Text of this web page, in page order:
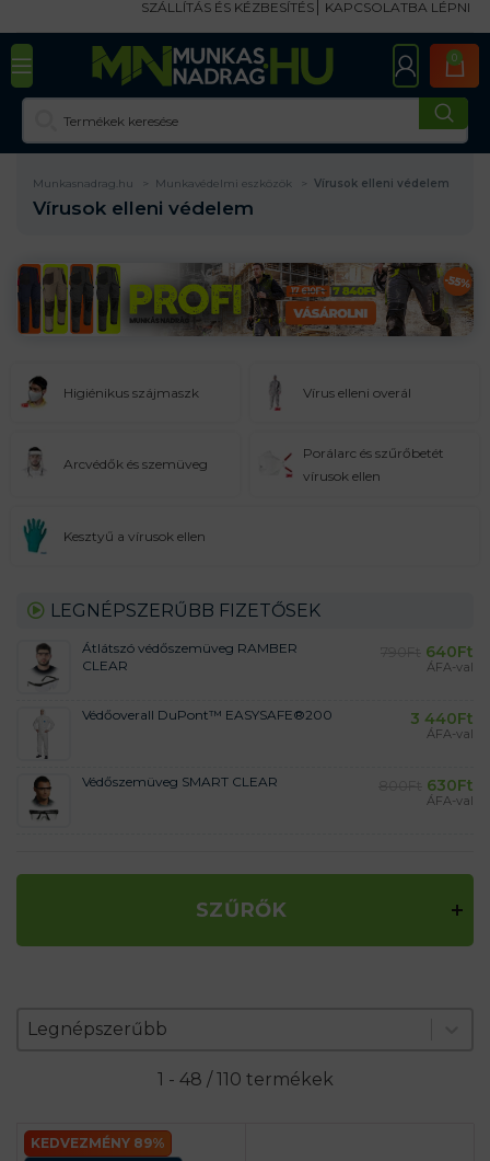
SZÁLLÍTÁS ÉS KÉZBESÍTÉS KAPCSOLATBA LÉPNI
0
Munkasnadrag.hu Munkavédelmi eszközök Vírusok elleni védelem
Vírusok elleni védelem
Higiénikus szájmaszk Vírus elleni overál
Arcvédők és szemüveg
Porálarc és szűrőbetét
vírusok ellen
Kesztyű a vírusok ellen
LEGNÉPSZERŰBB FIZETŐSEK
Átlátszó védőszemüveg RAMBER
CLEAR
640Ft
ÁFA-val
Védőoverall DuPont™ EASYSAFE®200 3 440Ft
ÁFA-val
Védőszemüveg SMART CLEAR 630Ft
ÁFA-val
SZŰRŐK
Zoradenie produktov
Sort content
Legnépszerűbb
Sort content
1 - 48 / 110 termékek
KEDVEZMÉNY 89%